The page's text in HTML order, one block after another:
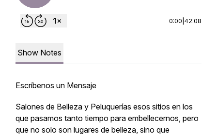
0:00 42:08
Show Notes
Escríbenos un Mensaje
Salones de Belleza y Peluquerías esos sitios en los
que pasamos tanto tiempo para embellecernos, pero
que no solo son lugares de belleza, sino que